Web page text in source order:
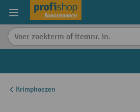
content
Krimphoezen